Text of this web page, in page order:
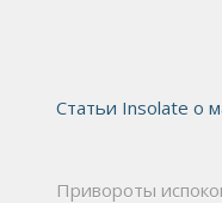
Статьи Insolate о
Привороты